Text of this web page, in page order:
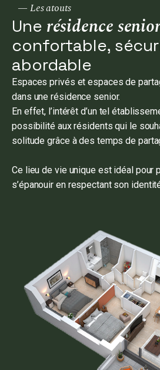
— Les atouts
Une résidence
confortable,
abordable
Espaces privés et espaces de
dans une résidence senior.
En effet, l’intérêt d’un tel
possibilité aux résidents qui le
solitude grâce à des temps de
Ce lieu de vie unique est idéal pour
s’épanouir en respectant son